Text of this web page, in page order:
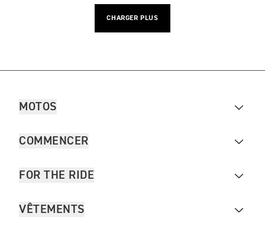
CHARGER PLUS
MOTOS
COMMENCER
FOR THE RIDE
VÊTEMENTS